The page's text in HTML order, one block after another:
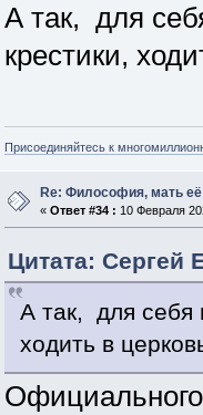
А так, для
крестики,
Присоединяйтесь к
Re: Философия, мать её
« Ответ #34 : 10 Февраля
Цитата: Сергей
А так, для себя
ходить в